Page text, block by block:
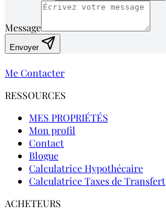
Message
Envoyer
Me Contacter
RESSOURCES
MES PROPRIÉTÉS
Mon profil
Contact
Blogue
Calculatrice Hypothécaire
Calculatrice Taxes de Transfert
ACHETEURS